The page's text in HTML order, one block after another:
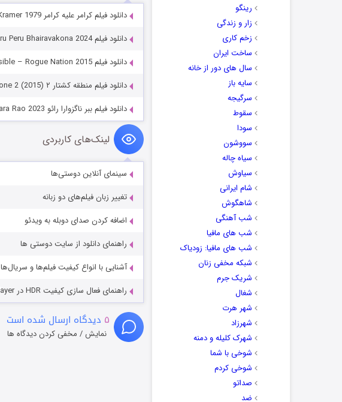
رینگو
زار و زندگی
زخم کاری
ساخت ایران
سال های دور از خانه
سایه باز
سرگیجه
سقوط
سودا
سووشون
سیاه چاله
سیاوش
شام ایرانی
شاهگوش
شب آهنگی
شب های مافیا
شب های مافیا: زودیاک
شبکه مخفی زنان
شریک جرم
شغال
شهر هرت
شهرزاد
شهرک کلیله و دمنه
شوخی با شما
شوخی کردم
صداتو
ضد
دانلود فیلم کرامر علیه کرامر Kramer vs. Kramer 1979
دانلود فیلم Ooru Peru Bhairavakona 2024
دانلود فیلم Mission: Impossible – Rogue Nation 2015
دانلود فیلم منطقه کشتار ۲ Kill Zone 2 (2015)
دانلود فیلم ببر ناگزوارا رائو Tiger Nageswara Rao 2023
لینک‌های کاربردی
سینمای آنلاین دوستی‌ها
تغییر زبان فیلم‌های دو زبانه
اضافه کردن صدای دوبله به ویدئو
راهنمای دانلود از سایت دوستی ها
آشنایی با انواع کیفیت فیلم‌ها و سریال‌ها
راهنمای فعال سازی کیفیت HDR در PotPlayer
۵ دیدگاه ارسال شده است
نمایش / مخفی کردن دیدگاه ها